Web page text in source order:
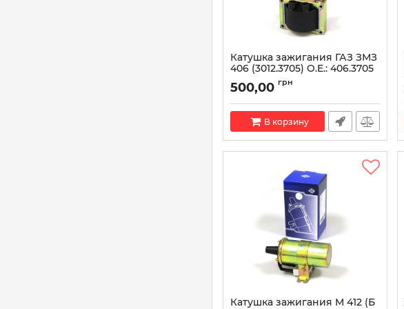
Катушка зажигания ГАЗ ЗМЗ
406 (3012.3705) O.E.: 406.3705
AT 5000-406IC
Артикул: AT 5000-406IC
500,00 грн
В корзину
Катушка зажигания М 412 (Б